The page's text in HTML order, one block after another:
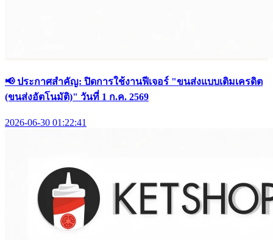
📢 ประกาศสำคัญ: ปิดการใช้งานฟีเจอร์ "ขนส่งแบบเติมเครดิต
(ขนส่งอัตโนมัติ)" วันที่ 1 ก.ค. 2569
2026-06-30 01:22:41